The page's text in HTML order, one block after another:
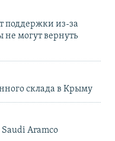
поддержки из-за
не могут вернуть
склада в Крыму
Aramco